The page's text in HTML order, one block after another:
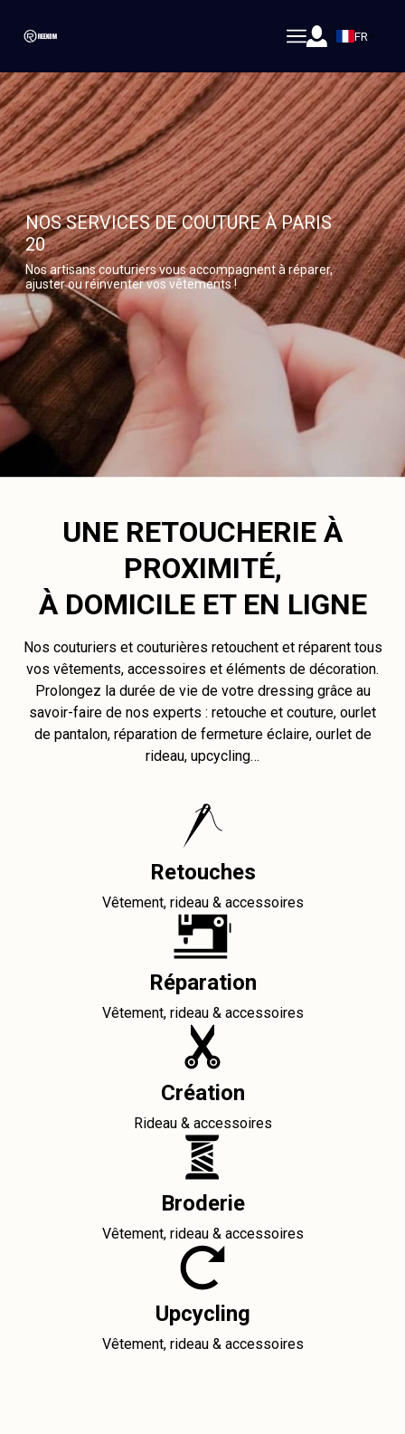
FR
NOS SERVICES DE COUTURE À PARIS
20
Nos artisans couturiers vous accompagnent à réparer,
ajuster ou réinventer vos vêtements !
UNE RETOUCHERIE À
PROXIMITÉ,
À DOMICILE ET EN LIGNE
Nos couturiers et couturières retouchent et réparent tous
vos vêtements, accessoires et éléments de décoration.
Prolongez la durée de vie de votre dressing grâce au
savoir-faire de nos experts : retouche et couture, ourlet
de pantalon, réparation de fermeture éclaire, ourlet de
rideau, upcycling…
Retouches
Vêtement, rideau & accessoires
Réparation
Vêtement, rideau & accessoires
Création
Rideau & accessoires
Broderie
Vêtement, rideau & accessoires
Upcycling
Vêtement, rideau & accessoires